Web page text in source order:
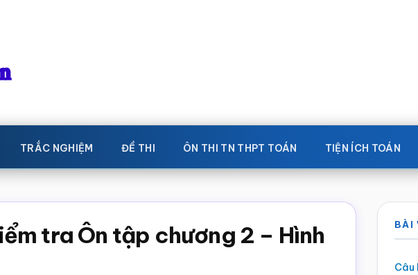
TRẮC NGHIỆM ĐỀ THI ÔN THI TN THPT TOÁN TIỆN ÍCH TOÁN
tra Ôn tập chương 2 – Hình
BÀI
Câu